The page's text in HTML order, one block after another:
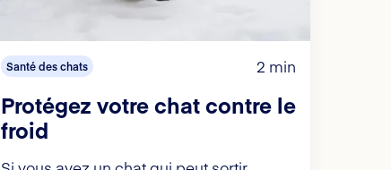
Santé des chats 2 min
Protégez votre chat contre le
froid